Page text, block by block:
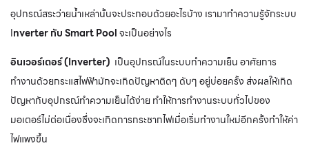
อุปกรณ์สระว่ายน้ำเหล่านั้นจะประกอบด้วยอะไรบ้าง เรามาทำความรู้จักระบบ
Inverter กับSmart Poolจะเป็นอย่างไร
อินเวอร์เตอร์ (Inverter) เป็นอุปกรณ์ในระบบทำความเย็น อาศัยการ
ทำงานด้วยกระแสไฟฟ้ามักจะเกิดปัญหาติดๆ ดับๆ อยู่บ่อยครั้ง ส่งผลให้เกิด
ปัญหากับอุปกรณ์ทำความเย็นได้ง่าย ทำให้การทำงานระบบทั่วไปของ
มอเตอร์ไม่ต่อเนื่องซึ่งจะเกิดการกระชากไฟเมื่อเริ่มทำงานใหม่อีกครั้งทำให้ค่า
ไฟแพงขึ้น